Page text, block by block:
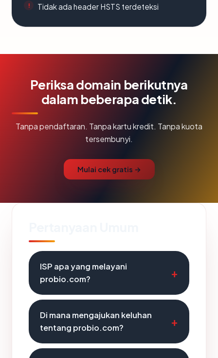
Tidak ada header HSTS terdeteksi
Periksa domain berikutnya
dalam beberapa detik.
Tanpa pendaftaran. Tanpa kartu kredit. Tanpa kuota
tersembunyi.
Mulai cek gratis →
ISP apa yang melayani
probio.com?
Di mana mengajukan keluhan
tentang probio.com?